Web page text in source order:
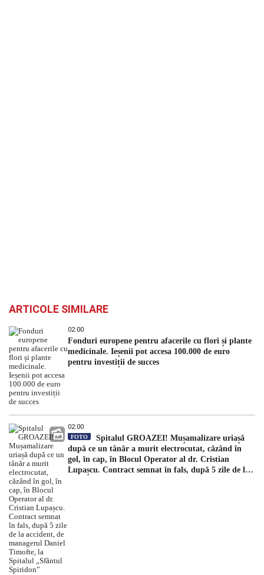
ARTICOLE SIMILARE
02:00
Fonduri europene pentru afacerile cu flori și plante
medicinale. Ieșenii pot accesa 100.000 de euro
pentru investiții de succes
02:00
FOTO
Spitalul GROAZEI! Mușamalizare uriașă
după ce un tânăr a murit electrocutat, căzând în
gol, în cap, în Blocul Operator al dr. Cristian
Lupașcu. Contract semnat în fals, după 5 zile de la